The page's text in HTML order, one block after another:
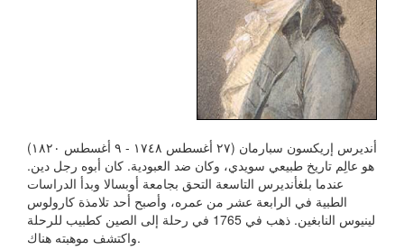
أنديرس إريكسون سبارمان (۲٧ أغسطس ۱٧٤۸ - ۹ أغسطس ۱۸۲۰)
هو عالِم تاريخ طبيعي سويدي، وكان ضد العبودية. كان أبوه رجل دين.
عندما بلغأنديرس التاسعة التحق بجامعة أوبسالا وبدأ الدراسات
الطبية في الرابعة عشر من عمره، وأصبح أحد تلامذة كارولوس
لينيوس النابغين. ذهب في 1765 في رحلة إلى الصين كطبيب للرحلة
واكتشف موهبته هناك.